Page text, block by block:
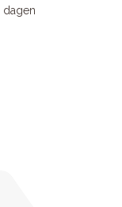
dagen